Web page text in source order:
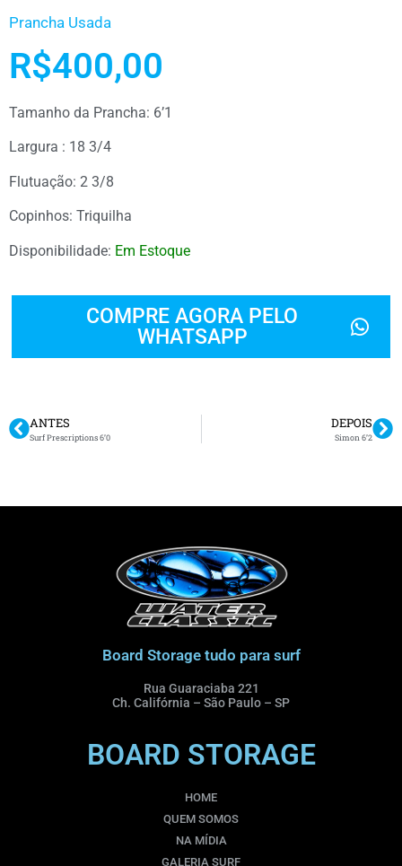
Prancha Usada
R$400,00
Tamanho da Prancha: 6’1
Largura : 18 3/4
Flutuação: 2 3/8
Copinhos: Triquilha
Disponibilidade: Em Estoque
COMPRE AGORA PELO
WHATSAPP
ANTES
Surf Prescriptions 6’0
DEPOIS
Simon 6’2
Board Storage tudo para surf
Rua Guaraciaba 221
Ch. Califórnia – São Paulo – SP
BOARD STORAGE
HOME
QUEM SOMOS
NA MÍDIA
GALERIA SURF